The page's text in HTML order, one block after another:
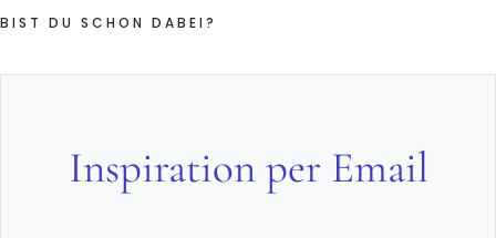
BIST DU SCHON DABEI?
Inspiration per Email